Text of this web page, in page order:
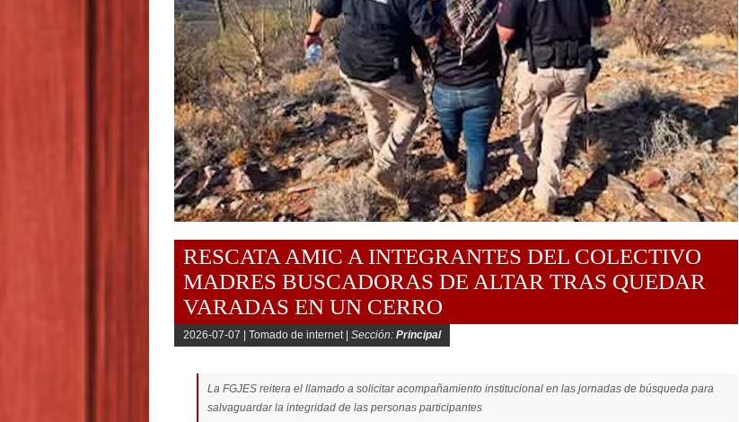
RESCATA AMIC A INTEGRANTES DEL COLECTIVO
MADRES BUSCADORAS DE ALTAR TRAS QUEDAR
VARADAS EN UN CERRO
2026-07-07 | Tomado de internet | Sección: Principal
La FGJES reitera el llamado a solicitar acompañamiento institucional en las jornadas de búsqueda para
salvaguardar la integridad de las personas participantes